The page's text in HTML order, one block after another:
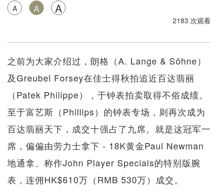
A A A
2183 次观看
之前为大家介绍过，朗格（A. Lange & Söhne）
及Greubel Forsey在佳士得秋拍追近百达翡丽
（Patek Philippe），于钟表拍卖取得不俗成绩。
至于富艺斯（Phillips）的钟表专场，则再次成为
百达翡丽天下，成交十强占了九席。就是这冠军一
席，偏偏由劳力士拿下 - 18K黄金Paul Newman
地​​通拿、称作John Player Specials的特别版腕
表，连佣HK$610万（RMB 530万）成交。